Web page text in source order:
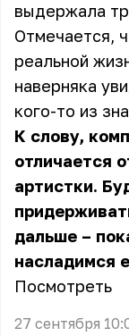
выдержала
Отмечается,
реальной
наверняка
кого-то из
К слову,
отличается
артистки.
дальше –
насладимся
Посмотреть
27 сентября